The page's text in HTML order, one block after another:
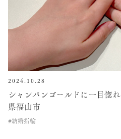
2024.10.28
シャンパンゴールドに一目惚れ / 龍 -ryu- / T様 K様 / 広島
県福山市
#結婚指輪